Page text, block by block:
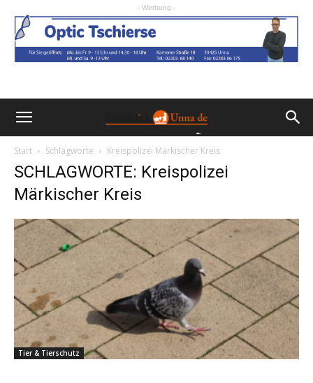
- Werbung -
Start Schlagworte Kreispolizei Märkischer Kreis
SCHLAGWORTE: Kreispolizei
Märkischer Kreis
Tier & Tierschutz